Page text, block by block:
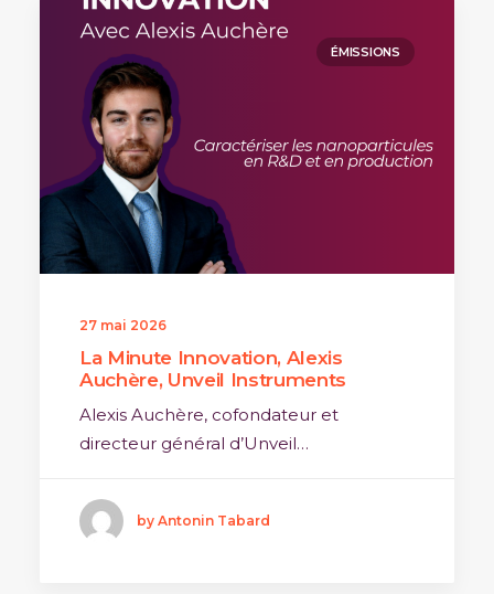
ÉMISSIONS
27 mai 2026
La Minute Innovation, Alexis
Auchère, Unveil Instruments
Alexis Auchère, cofondateur et
directeur général d’Unveil…
by Antonin Tabard